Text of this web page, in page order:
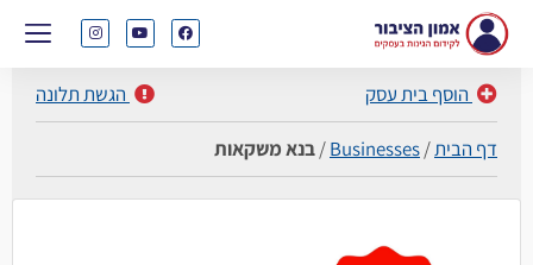
הוסף בית עסק הגשת תלונה
דף הבית/
Businesses
/בנא משקאות